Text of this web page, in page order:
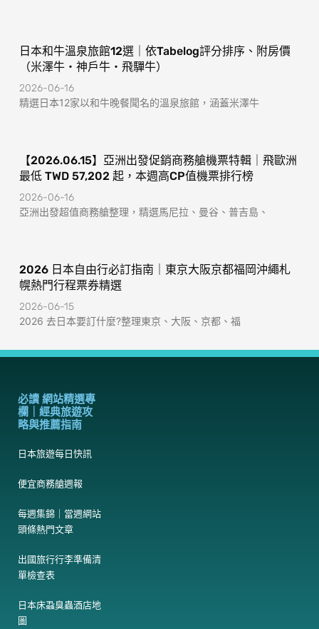
日本和牛溫泉旅館12選｜依Tabelog評分排序、附房價
（米澤牛・神戶牛・飛驒牛）
2026-06-16
精選日本12家以和牛晚餐聞名的溫泉旅館，涵蓋米澤牛
【2026.06.15】亞洲出發促銷商務艙機票特輯｜飛歐洲
最低 TWD 57,202 起，本週高CP值機票排行榜
2026-06-16
亞洲出發超值商務艙整理，精選馬尼拉、曼谷、普吉島、
2026 日本自由行必訂指南｜東京大阪京都福岡沖繩札
幌熱門行程票券精選
2026-06-15
2026 去日本要訂什麼?整理東京、大阪、京都、福
必讀 網站精選專
欄｜經典旅遊攻
略與推薦指南
日本旅遊每日快訊
便宜商務艙週報
每週集錦｜當週網站
頭條熱門文章
出國旅行行李準備清
單檢查表
日本床蝨臭蟲酒店地
圖